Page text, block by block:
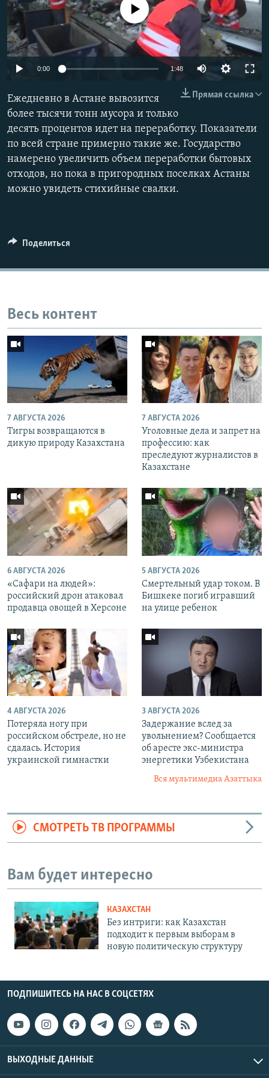
No media source currently available
0:00 1:48
Прямая ссылка
Ежедневно в Астане вывозится
более тысячи тонн мусора и только
десять процентов идет на переработку. Показатели
по всей стране примерно такие же. Государство
намерено увеличить объем переработки бытовых
отходов, но пока в пригородных поселках Астаны
можно увидеть стихийные свалки.
Поделиться
Весь контент
7 АВГУСТА 2026
Тигры возвращаются в
дикую природу Казахстана
7 АВГУСТА 2026
Уголовные дела и запрет на
профессию: как
преследуют журналистов в
Казахстане
6 АВГУСТА 2026
«Cафари на людей»:
российский дрон атаковал
продавца овощей в Херсоне
5 АВГУСТА 2026
Смертельный удар током. В
Бишкеке погиб игравший
на улице ребенок
4 АВГУСТА 2026
Потеряла ногу при
российском обстреле, но не
сдалась. История
украинской гимнастки
3 АВГУСТА 2026
Задержание вслед за
увольнением? Сообщается
об аресте экс-министра
энергетики Узбекистана
Вся мультимедиа Азаттыка
СМОТРЕТЬ ТВ ПРОГРАММЫ
Вам будет интересно
КАЗАХСТАН
Без интриги: как Казахстан
подходит к первым выборам в
новую политическую структуру
ПОДПИШИТЕСЬ НА НАС В СОЦСЕТЯХ
ВЫХОДНЫЕ ДАННЫЕ